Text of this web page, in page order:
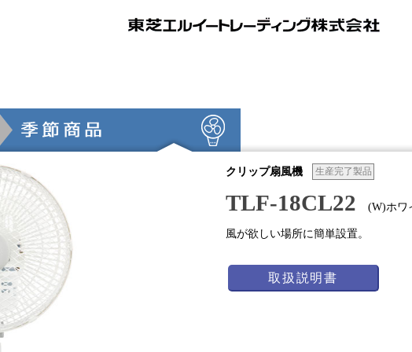
クリップ扇風機 生産完了製品
TLF-18CL22 (W)ホワ
風が欲しい場所に簡単設置。
取扱説明書